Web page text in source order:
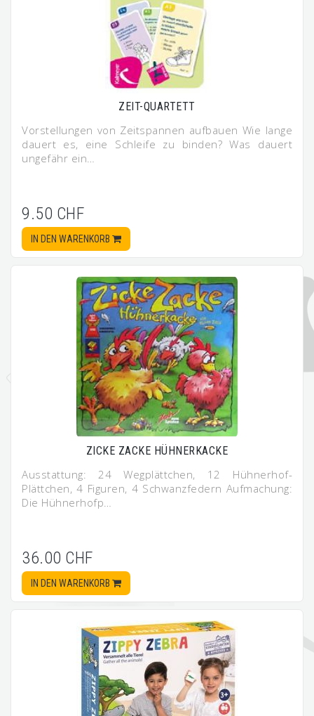
ZEIT-QUARTETT
Vorstellungen von Zeitspannen aufbauen Wie lange
dauert es, eine Schleife zu binden? Was dauert
ungefähr ein…
9.50 CHF
IN DEN WARENKORB
ZICKE ZACKE HÜHNERKACKE
Ausstattung: 24 Wegplättchen, 12 Hühnerhof-
Plättchen, 4 Figuren, 4 Schwanzfedern Aufmachung:
Die Hühnerhofp…
36.00 CHF
IN DEN WARENKORB